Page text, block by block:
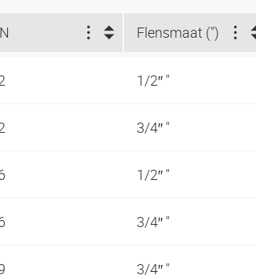
Flensmaat (")
1/2″ "
3/4″ "
1/2″ "
3/4″ "
3/4″ "